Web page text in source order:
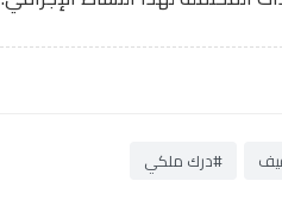
#درك ملكي